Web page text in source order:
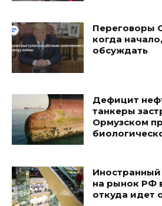
Переговоры
когда
обсуждать
Дефицит
танкеры
Ормузском
Иностранный
на рынок РФ
откуда идет